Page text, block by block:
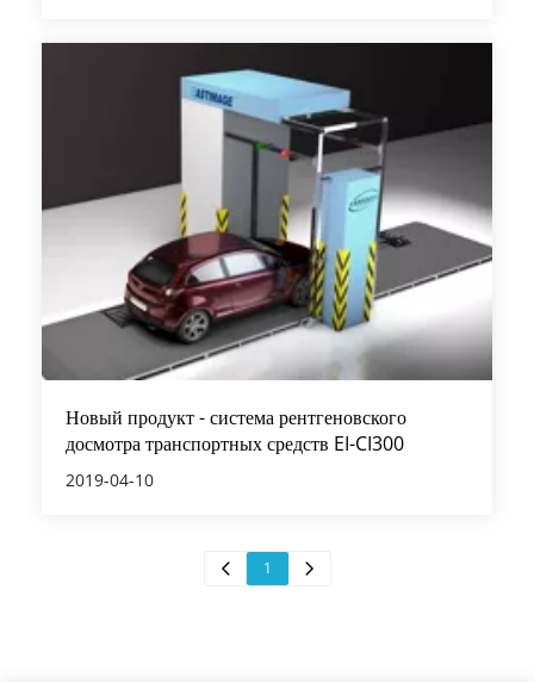
Новый продукт - система рентгеновского
досмотра транспортных средств EI-CI300
2019-04-10
1